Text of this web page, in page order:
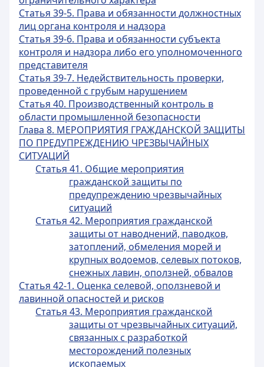
Статья 39-5. Права и обязанности должностных
лиц органа контроля и надзора
Статья 39-6. Права и обязанности субъекта
контроля и надзора либо его уполномоченного
представителя
Статья 39-7. Недействительность проверки,
проведенной с грубым нарушением
Статья 40. Производственный контроль в
области промышленной безопасности
Глава 8. МЕРОПРИЯТИЯ ГРАЖДАНСКОЙ ЗАЩИТЫ
ПО ПРЕДУПРЕЖДЕНИЮ ЧРЕЗВЫЧАЙНЫХ
СИТУАЦИЙ
Статья 41. Общие мероприятия
гражданской защиты по
предупреждению чрезвычайных
ситуаций
Статья 42. Мероприятия гражданской
защиты от наводнений, паводков,
затоплений, обмеления морей и
крупных водоемов, селевых потоков,
снежных лавин, оползней, обвалов
Статья 42-1. Оценка селевой, оползневой и
лавинной опасностей и рисков
Статья 43. Мероприятия гражданской
защиты от чрезвычайных ситуаций,
связанных с разработкой
месторождений полезных
ископаемых